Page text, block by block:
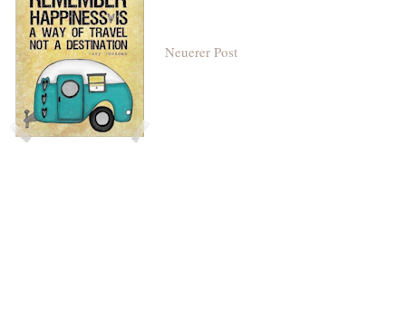
Neuerer Post